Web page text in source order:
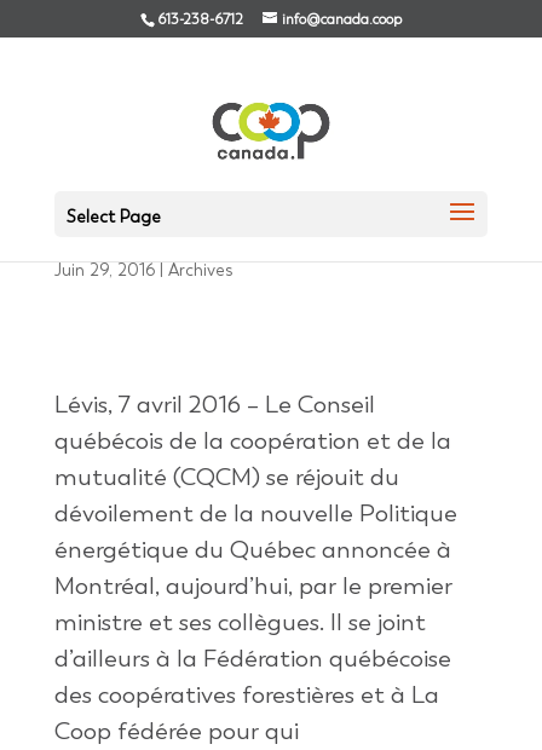
613-238-6712 info@canada.coop
Select Page
du Québec
Juin 29, 2016|Archives
Lévis, 7 avril 2016 – Le Conseil
québécois de la coopération et de la
mutualité (CQCM) se réjouit du
dévoilement de la nouvelle Politique
énergétique du Québec annoncée à
Montréal, aujourd’hui, par le premier
ministre et ses collègues. Il se joint
d’ailleurs à la Fédération québécoise
des coopératives forestières et à La
Coop fédérée pour qui